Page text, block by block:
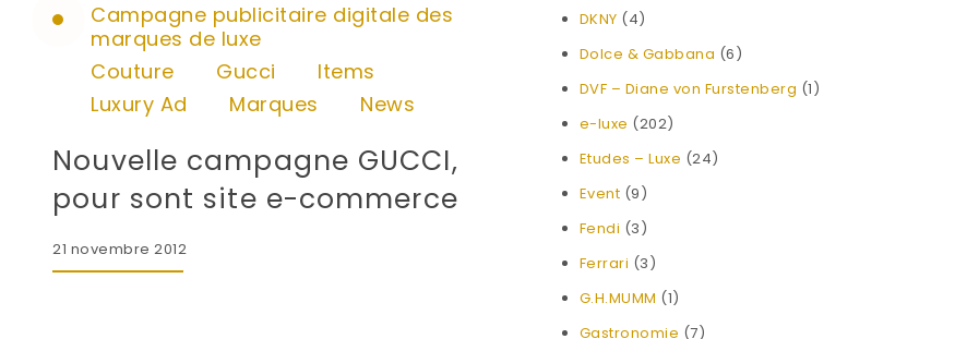
Campagne publicitaire digitale des
marques de luxe
Couture
Gucci
Items
Luxury Ad
Marques News
Nouvelle campagne GUCCI,
pour sont site e-commerce
21 novembre 2012
DKNY (4)
Dolce & Gabbana (6)
DVF – Diane von Furstenberg (1)
e-luxe (202)
Etudes – Luxe (24)
Event (9)
Fendi (3)
Ferrari (3)
G.H.MUMM (1)
Gastronomie (7)